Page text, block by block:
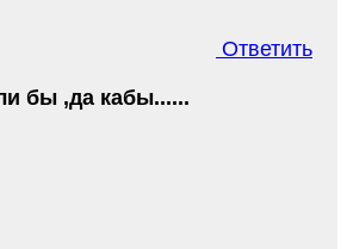
Ответить
бы ,да кабы......